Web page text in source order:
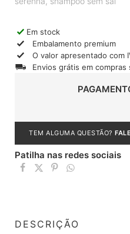
Em stock
Embalamento premium
O valor apresentado com
Envios grátis em compras
TEM ALGUMA QUESTÃO?
Patilha nas redes sociais
DESCRIÇÃO